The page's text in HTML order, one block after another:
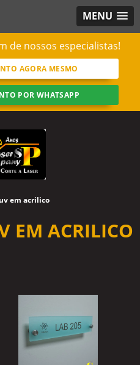
MENU
de nossos especialistas!
AGORA MESMO
POR WHATSAPP
em acrilico
EM ACRILICO